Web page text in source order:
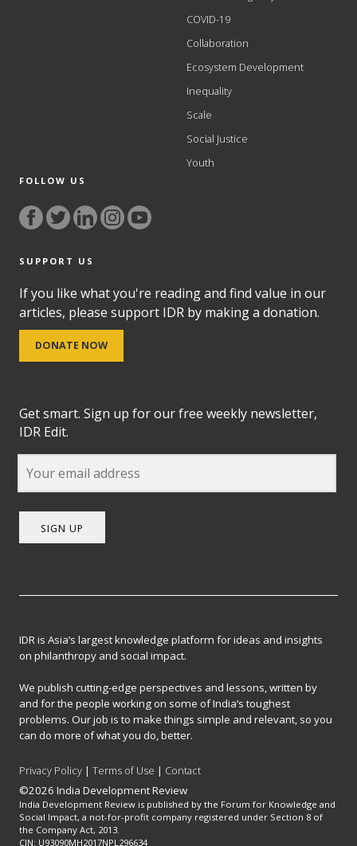
COVID-19
Collaboration
Ecosystem Development
Inequality
Scale
Social Justice
Youth
FOLLOW US
SUPPORT US
If you like what you're reading and find value in our
articles, please support IDR by making a donation.
DONATE NOW
Get smart. Sign up for our free weekly newsletter,
IDR Edit.
SIGN UP
IDR is Asia’s largest knowledge platform for ideas and insights
on philanthropy and social impact.
We publish cutting-edge perspectives and lessons, written by
and for the people working on some of India’s toughest
problems. Our job is to make things simple and relevant, so you
can do more of what you do, better.
Privacy Policy |Terms of Use | Contact
©2026 India Development Review
India Development Review is published by the Forum for Knowledge and
Social Impact, a not-for-profit company registered under Section 8 of
the Company Act, 2013.
CIN: U93090MH2017NPL296634